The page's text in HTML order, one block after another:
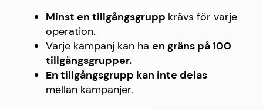
Minst en tillgångsgrupp krävs för varje
operation.
Varje kampanj kan ha en gräns på 100
tillgångsgrupper.
En tillgångsgrupp kan inte delas
mellan kampanjer.